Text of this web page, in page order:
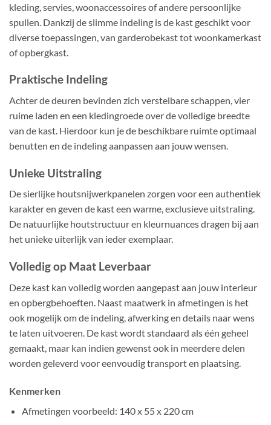
kleding, servies, woonaccessoires of andere persoonlijke
spullen. Dankzij de slimme indeling is de kast geschikt voor
diverse toepassingen, van garderobekast tot woonkamerkast
of opbergkast.
Praktische Indeling
Achter de deuren bevinden zich verstelbare schappen, vier
ruime laden en een kledingroede over de volledige breedte
van de kast. Hierdoor kun je de beschikbare ruimte optimaal
benutten en de indeling aanpassen aan jouw wensen.
Unieke Uitstraling
De sierlijke houtsnijwerkpanelen zorgen voor een authentiek
karakter en geven de kast een warme, exclusieve uitstraling.
De natuurlijke houtstructuur en kleurnuances dragen bij aan
het unieke uiterlijk van ieder exemplaar.
Volledig op Maat Leverbaar
Deze kast kan volledig worden aangepast aan jouw interieur
en opbergbehoeften. Naast maatwerk in afmetingen is het
ook mogelijk om de indeling, afwerking en details naar wens
te laten uitvoeren. De kast wordt standaard als één geheel
gemaakt, maar kan indien gewenst ook in meerdere delen
worden geleverd voor eenvoudig transport en plaatsing.
Kenmerken
Afmetingen voorbeeld: 140 x 55 x 220 cm